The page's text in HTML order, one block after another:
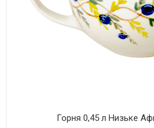
Горня 0,45 л Низьке